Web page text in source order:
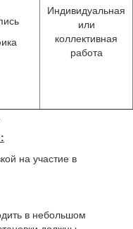
Индивидуальная
или
коллективная
работа
на участие в
в небольшом